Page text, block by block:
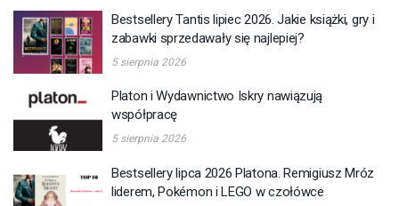
Bestsellery Tantis lipiec 2026. Jakie książki, gry i
zabawki sprzedawały się najlepiej?
5 sierpnia 2026
Platon i Wydawnictwo Iskry nawiązują
współpracę
5 sierpnia 2026
Bestsellery lipca 2026 Platona. Remigiusz Mróz
liderem, Pokémon i LEGO w czołówce